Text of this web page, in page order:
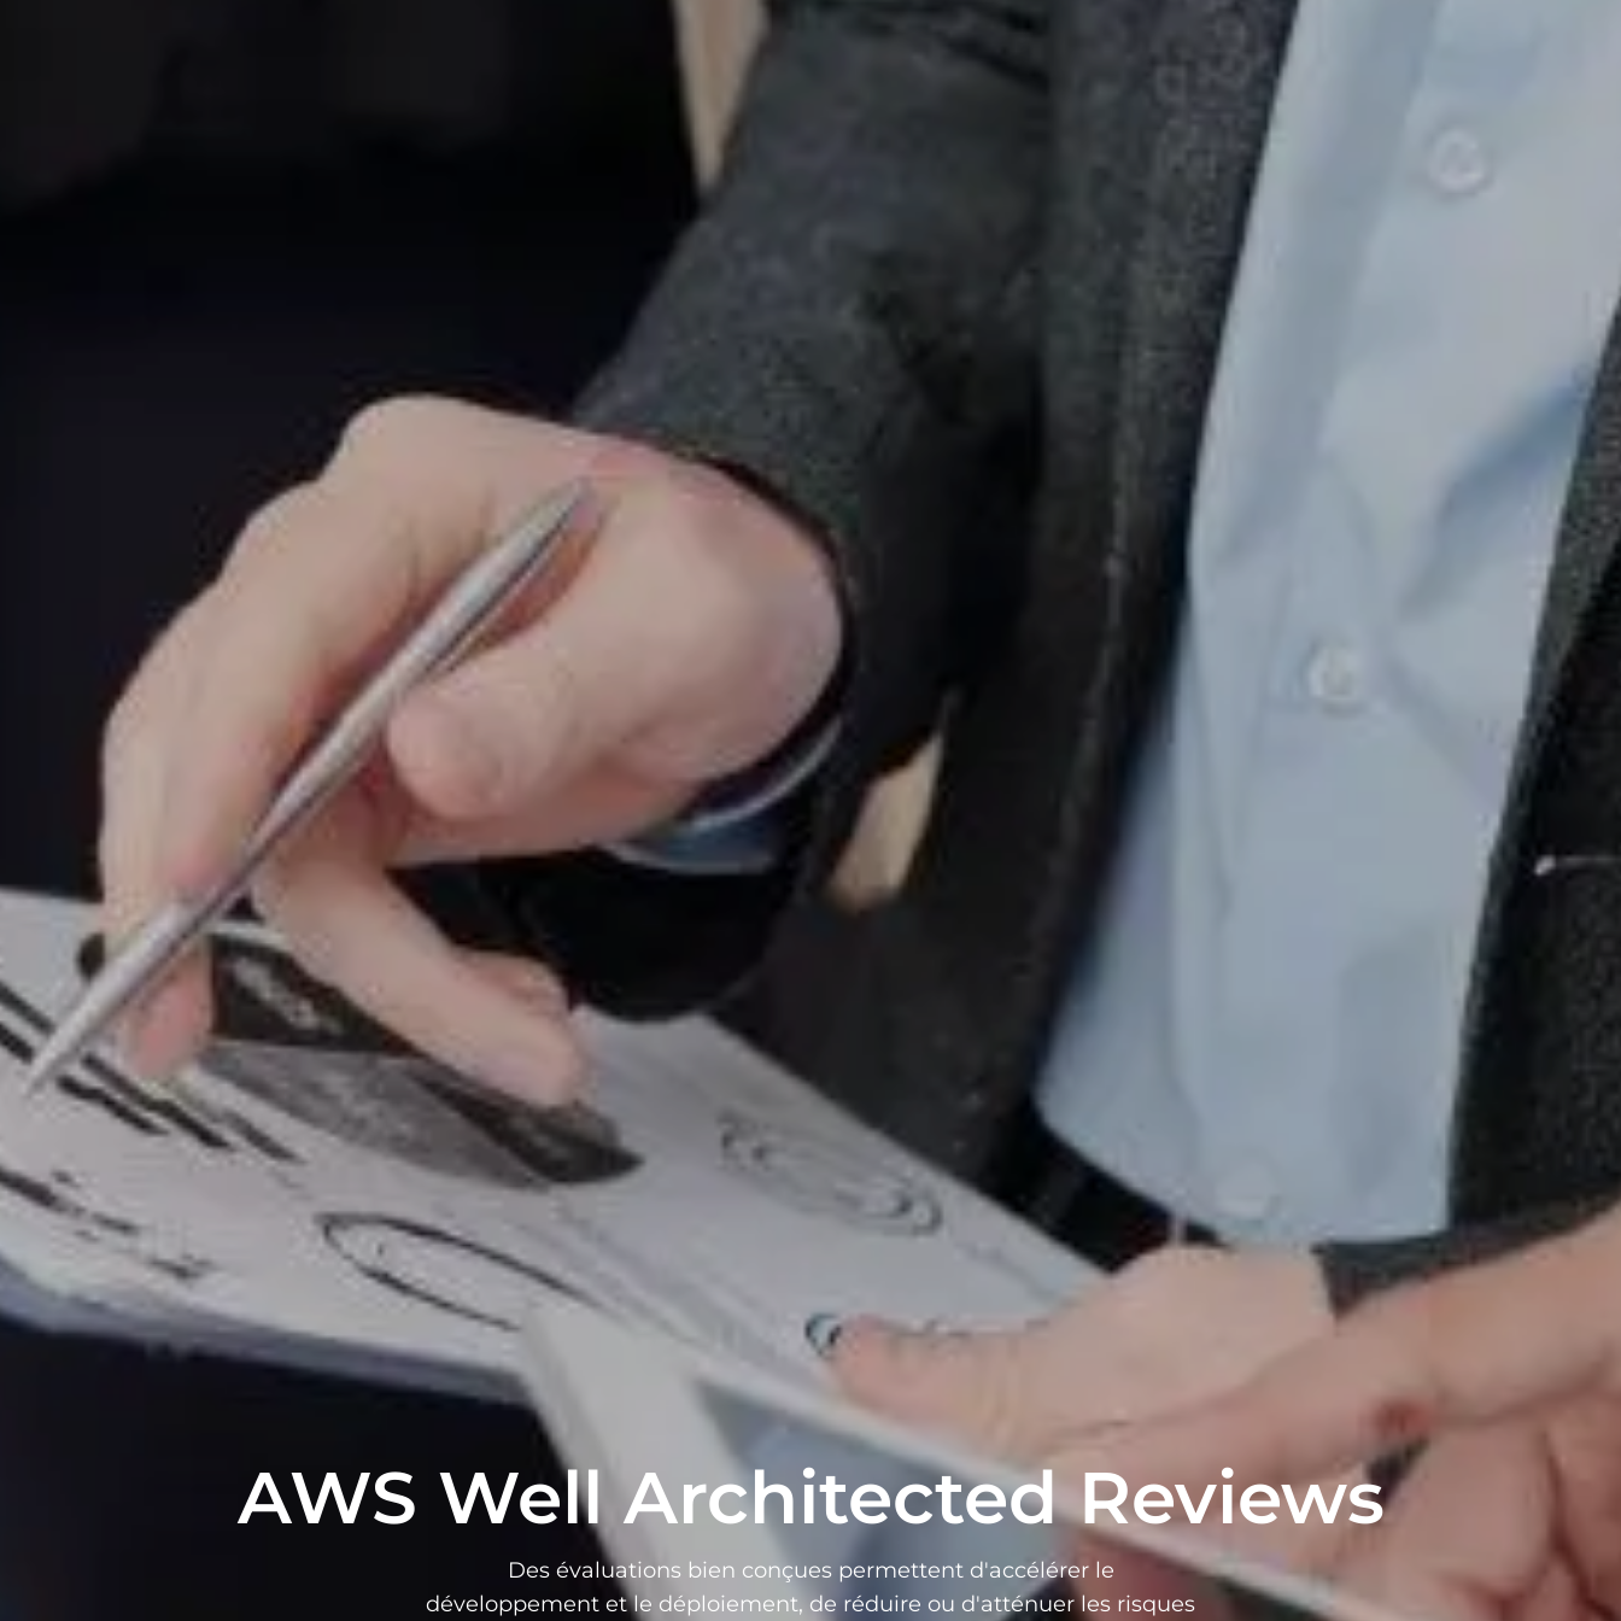
AWS Well Architected Reviews
Des évaluations bien conçues permettent d'accélérer le
développement et le déploiement, de réduire ou d'atténuer les risques